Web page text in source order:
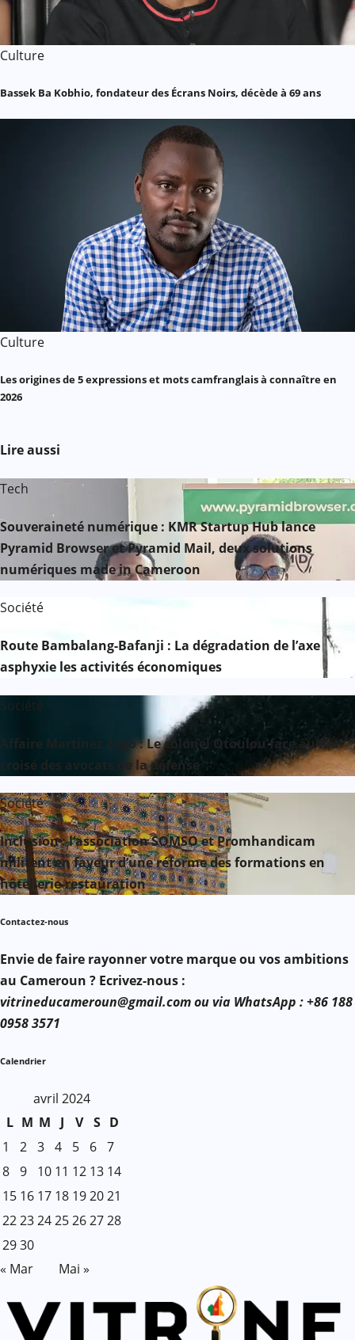
Culture
Bassek Ba Kobhio, fondateur des Écrans Noirs, décède à 69 ans
Culture
Les origines de 5 expressions et mots camfranglais à connaître en
2026
Lire aussi
Tech
Souveraineté numérique : KMR Startup Hub lance
Pyramid Browser et Pyramid Mail, deux solutions
numériques made in Cameroon
Société
Route Bambalang-Bafanji : La dégradation de l’axe
asphyxie les activités économiques
Société
Affaire Martinez Zogo : Le colonel Otoulou face au feu
croisé des avocats de la défense
Société
Inclusion : l’association SOMSO et Promhandicam
militent en faveur d’une réforme des formations en
hôtellerie-restauration
Contactez-nous
Envie de faire rayonner votre marque ou vos ambitions
au Cameroun ? Ecrivez-nous :
vitrineducameroun@gmail.com ou via WhatsApp : +86 188
0958 3571
Calendrier
avril 2024
L M M J V S D
1
2 3 4 5 6 7
8 9 10 11 12 13 14
15 16 17 18 192021
22232425262728
2930
« Mar
Mai »